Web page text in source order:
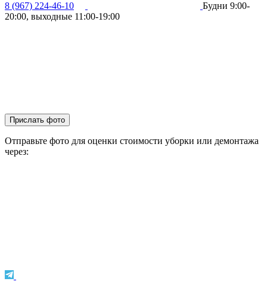
8 (967) 224-46-10
Будни 9:00-
20:00, выходные 11:00-19:00
Прислать фото
Отправьте фото для оценки стоимости уборки или демонтажа
через: